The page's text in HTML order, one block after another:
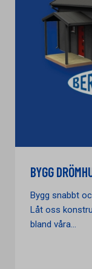
BYGG
Bygg snabbt
Låt oss
bland våra...